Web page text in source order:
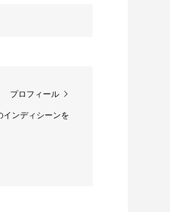
プロフィール
ンディシーンを